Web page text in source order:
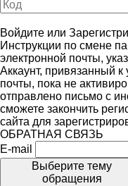
Войдите или
Инструкции по смене
электронной почты,
Аккаунт, привязанный к
почты, пока не
отправлено письмо с
сможете закончить
сайта для
ОБРАТНАЯ СВЯЗЬ
E-mail
Выберите тему
обращения